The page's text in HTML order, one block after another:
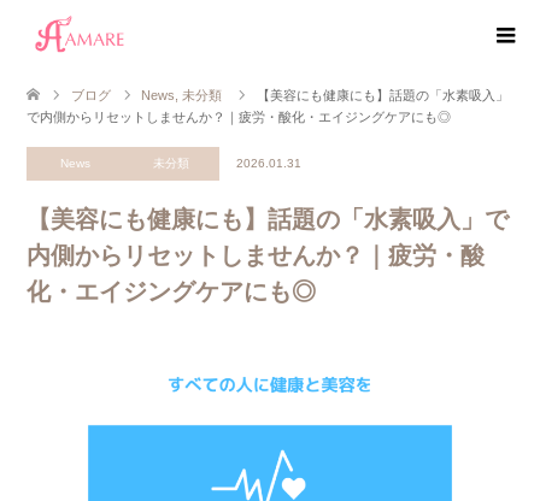
ブログ News 未分類
【美容にも健康にも】話題の「水素吸入」
で内側からリセットしませんか？｜疲労・酸化・エイジングケアにも◎
News 未分類 2026.01.31
【美容にも健康にも】話題の「水素吸入」で
内側からリセットしませんか？｜疲労・酸
化・エイジングケアにも◎